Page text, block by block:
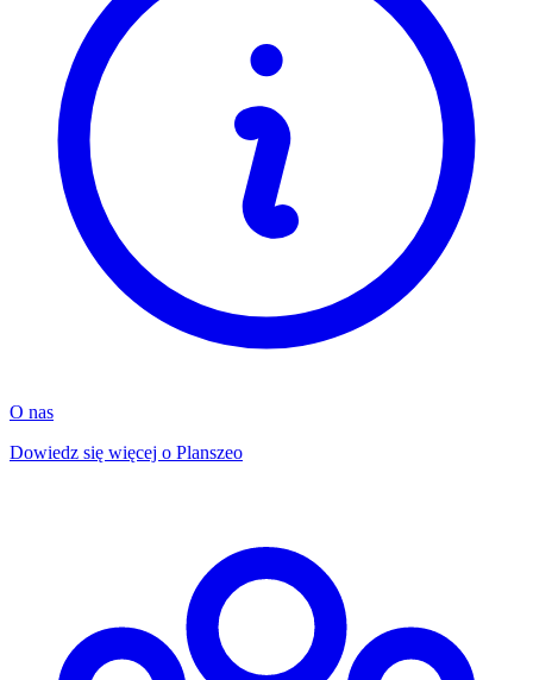
O nas
Dowiedz się więcej o Planszeo